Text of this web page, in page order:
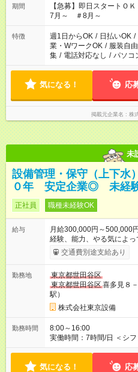
22：00～翌6：00 など！
期間
【急募】即日スタート
7月～ ＃8月～
特徴 週1日からOK / 日払いOK /
業・WワークOK / 服装自由
集 / 電話対応なし / パソコ
気になる！ 応
掲載元企業名 株
未
設備管理・保守（上下
０年 安定企業◎ 未経
正社員 職種未経験OK
給与
月給300,000円～500,000円
経験、能力、やる気によ
残業、夜勤など各種手当が付きます 【試用期間
試用期間の長さ：1ヶ月 ※
給 12,000円 ～ 14,000円 ※
試用期間中は健康保険な
があります。
交通費別途支給あり
勤務地
東京都世田谷区
東京都世田谷区喜多見８
駅）
株式会社東京設備
勤務時間
8:00～16:00
実働時間：7時間/日 ＜シ
休憩１時間）
気になる！ 応